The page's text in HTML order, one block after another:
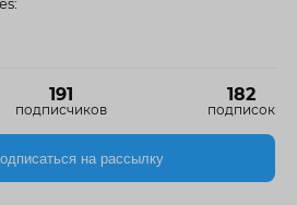
191
подписчиков
182
подписок
на рассылку